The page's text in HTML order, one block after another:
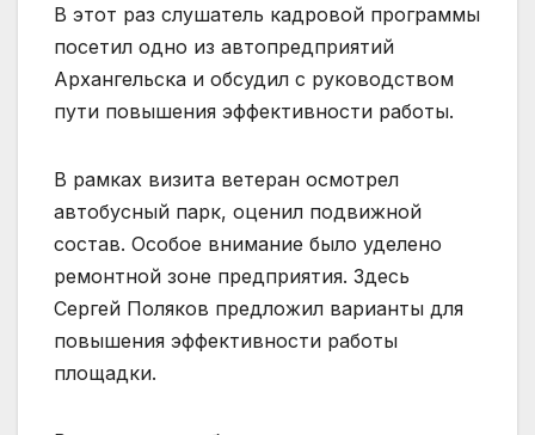
В этот раз слушатель кадровой программы
посетил одно из автопредприятий
Архангельска и обсудил с руководством
пути повышения эффективности работы.
В рамках визита ветеран осмотрел
автобусный парк, оценил подвижной
состав. Особое внимание было уделено
ремонтной зоне предприятия. Здесь
Сергей Поляков предложил варианты для
повышения эффективности работы
площадки.